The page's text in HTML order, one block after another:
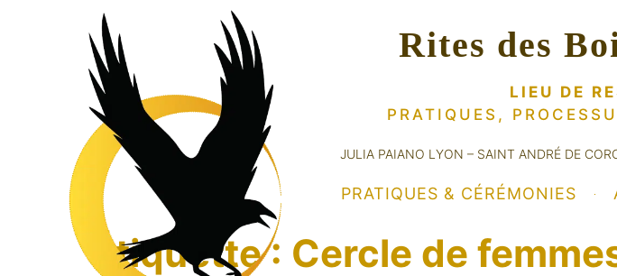
Rites des
LIEU DE
PRATIQUES,
JULIA PAIANO LYON – SAINT ANDRÉ DE
PRATIQUES & CÉRÉMONIES
Étiquette : Cercle de